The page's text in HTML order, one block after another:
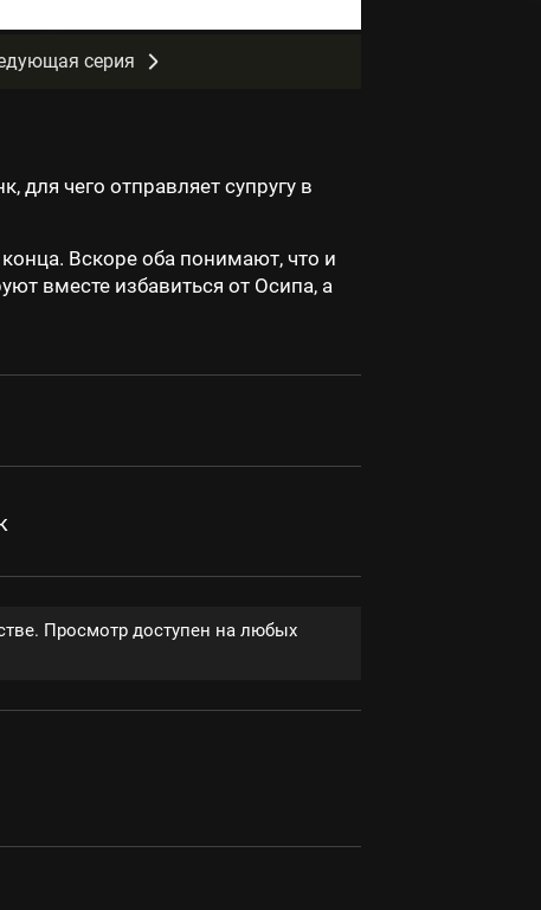
серия
для чего отправляет супругу в
Вскоре оба понимают, что и
вместе избавиться от Осипа, а
Просмотр доступен на любых